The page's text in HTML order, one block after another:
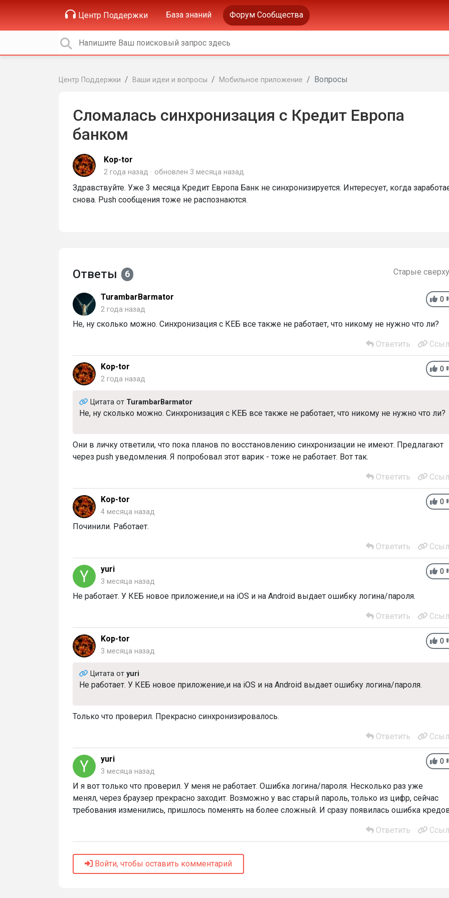
Центр Поддержки База знаний Форум Сообщества
Центр Поддержки Ваши идеи и вопросы Мобильное приложение Вопросы
Сломалась синхронизация с Кредит Европа
банком
Kop-tor
2 года назад обновлен 3 месяца назад
Здравствуйте. Уже 3 месяца Кредит Европа Банк не синхронизируется. Интересует, когда
снова. Push сообщения тоже не распознаются.
Ответы 6 Старые
0
TurambarBarmator
2 года назад
Не, ну сколько можно. Синхронизация с КЕБ все также не работает, что никому не нужно что ли?
Ответить
0
Kop-tor
2 года назад
Цитата от TurambarBarmator
Не, ну сколько можно. Синхронизация с КЕБ все также не работает, что никому не нужно что ли?
Они в личку ответили, что пока планов по восстановлению синхронизации не имеют. Предлагают
через push уведомления. Я попробовал этот варик - тоже не работает. Вот так.
Ответить
0
Kop-tor
4 месяца назад
Починили. Работает.
Ответить
0
yuri
3 месяца назад
Не работает. У КЕБ новое приложение,и на iOS и на Android выдает ошибку логина/пароля.
Ответить
0
Kop-tor
3 месяца назад
Цитата от yuri
Не работает. У КЕБ новое приложение,и на iOS и на Android выдает ошибку логина/пароля.
Только что проверил. Прекрасно синхронизировалось.
Ответить
0
yuri
3 месяца назад
И я вот только что проверил. У меня не работает. Ошибка логина/пароля. Несколько раз уже
менял, через браузер прекрасно заходит. Возможно у вас старый пароль, только из цифр, сейчас
требования изменились, пришлось поменять на более сложный. И сразу появилась ошибка
Ответить
Войти, чтобы оставить комментарий